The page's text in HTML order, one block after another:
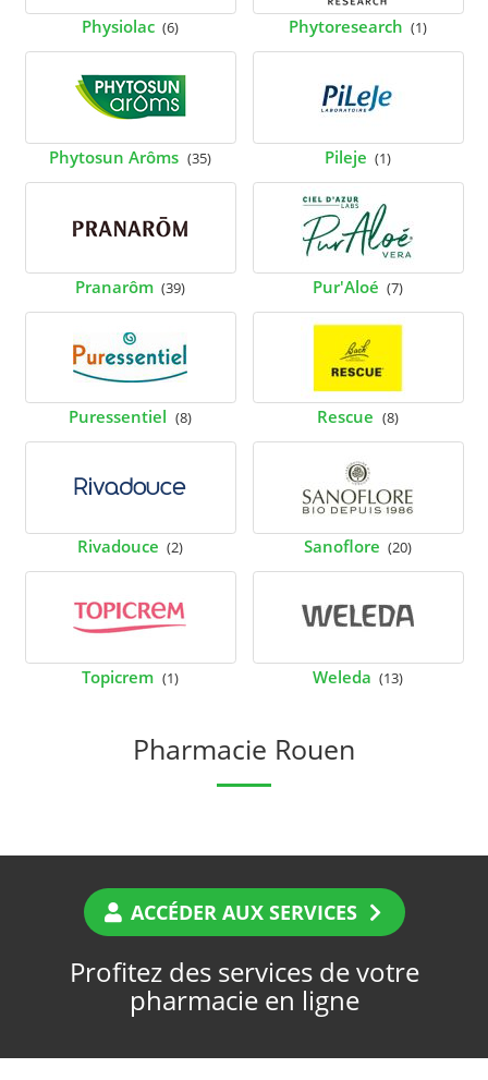
Physiolac (6) Phytoresearch (1)
Phytosun Arôms (35) Pileje (1)
Pranarôm (39) Pur'Aloé (7)
Puressentiel (8) Rescue (8)
Rivadouce (2) Sanoflore (20)
Topicrem (1) Weleda (13)
Pharmacie Rouen
ACCÉDER AUX SERVICES
Profitez des services de votre
pharmacie en ligne